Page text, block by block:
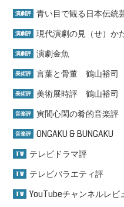
演劇評 青い目で観る日本伝
演劇評 現代演劇の見（せ）
演劇評 演劇金魚
美術評 言葉と骨董 鶴山裕司
美術評 美術展時評 鶴山裕司
音楽評 寅間心閑の肴的音楽評
音楽評 ONGAKU & BUNGAKU
TV テレビドラマ評
TV テレビバラエティ評
TV YouTubeチャンネルレビ